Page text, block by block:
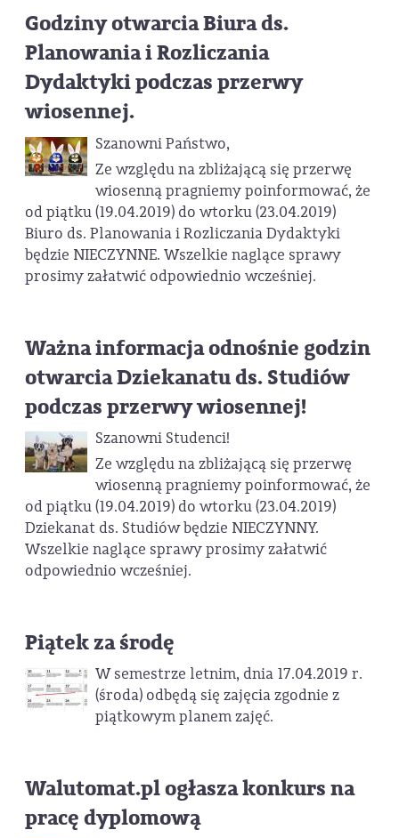
Godziny otwarcia Biura ds.
Planowania i Rozliczania
Dydaktyki podczas przerwy
wiosennej.
Szanowni Państwo,
Ze względu na zbliżającą się przerwę
wiosenną pragniemy poinformować, że
od piątku (19.04.2019) do wtorku (23.04.2019)
Biuro ds. Planowania i Rozliczania Dydaktyki
będzie NIECZYNNE. Wszelkie naglące sprawy
prosimy załatwić odpowiednio wcześniej.
Ważna informacja odnośnie godzin
otwarcia Dziekanatu ds. Studiów
podczas przerwy wiosennej!
Szanowni Studenci!
Ze względu na zbliżającą się przerwę
wiosenną pragniemy poinformować, że
od piątku (19.04.2019) do wtorku (23.04.2019)
Dziekanat ds. Studiów będzie NIECZYNNY.
Wszelkie naglące sprawy prosimy załatwić
odpowiednio wcześniej.
Piątek za środę
W semestrze letnim, dnia 17.04.2019 r.
(środa) odbędą się zajęcia zgodnie z
piątkowym planem zajęć.
Walutomat.pl ogłasza konkurs na
pracę dyplomową